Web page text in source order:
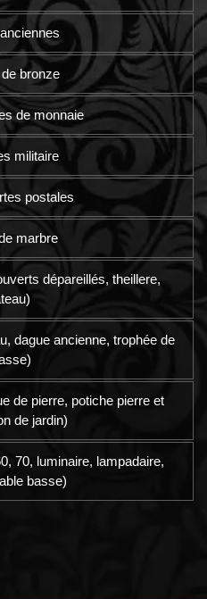
bronze
de monnaie
militaire
postales
marbre
dépareillés, theillere,
dague ancienne, trophée de
de pierre, potiche pierre et
de jardin)
70, luminaire, lampadaire,
basse)